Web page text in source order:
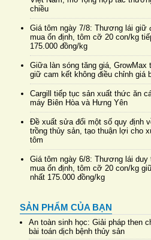
chiều
Giá tôm ngày 7/8: Thương lái giữ
mua ổn định, tôm cỡ 20 con/kg
175.000 đồng/kg
Giữa làn sóng tăng giá, GrowMax
giữ cam kết không điều chỉnh giá
Cargill tiếp tục sản xuất thức ăn
máy Biên Hòa và Hưng Yên
Đề xuất sửa đổi một số quy định
trồng thủy sản, tạo thuận lợi cho
tôm
Giá tôm ngày 6/8: Thương lái duy
mua ổn định, tôm cỡ 20 con/kg
nhất 175.000 đồng/kg
SẢN PHẨM CỦA BẠN
An toàn sinh học: Giải pháp then
bài toán dịch bệnh thủy sản